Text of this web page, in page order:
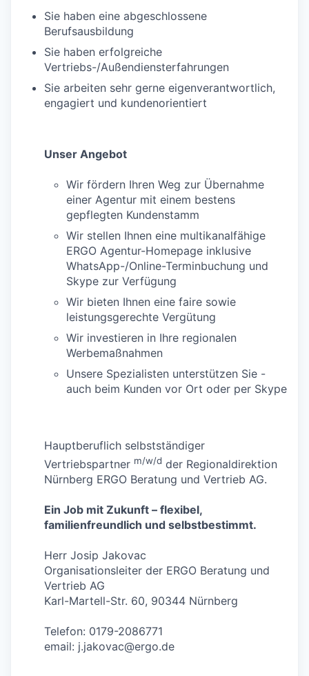
Sie haben eine abgeschlossene
Berufsausbildung
Sie haben erfolgreiche
Vertriebs-/Außendiensterfahrungen
Sie arbeiten sehr gerne eigenverantwortlich,
engagiert und kundenorientiert
Unser Angebot
Wir fördern Ihren Weg zur Übernahme
einer Agentur mit einem bestens
gepflegten Kundenstamm
Wir stellen Ihnen eine multikanalfähige
ERGO Agentur-Homepage inklusive
WhatsApp-/Online-Terminbuchung und
Skype zur Verfügung
Wir bieten Ihnen eine faire sowie
leistungsgerechte Vergütung
Wir investieren in Ihre regionalen
Werbemaßnahmen
Unsere Spezialisten unterstützen Sie -
auch beim Kunden vor Ort oder per Skype
Hauptberuflich selbstständiger
Vertriebspartner m/w/d der Regionaldirektion
Nürnberg ERGO Beratung und Vertrieb AG.
Ein Job mit Zukunft – flexibel,
familienfreundlich und selbstbestimmt.
Herr Josip Jakovac
Organisationsleiter der ERGO Beratung und
Vertrieb AG
Karl-Martell-Str. 60, 90344 Nürnberg
Telefon: 0179-2086771
email: j.jakovac@ergo.de